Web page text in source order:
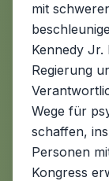
mit
Kennedy Jr.
Regierung
Wege für
schaffen,
Personen
Kongress